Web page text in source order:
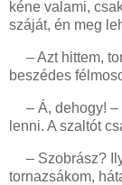
kéne valami,
száját, én meg
– Azt hittem,
beszédes
– Á, dehogy!
lenni. A szaltót
– Szobrász?
tornazsákom,